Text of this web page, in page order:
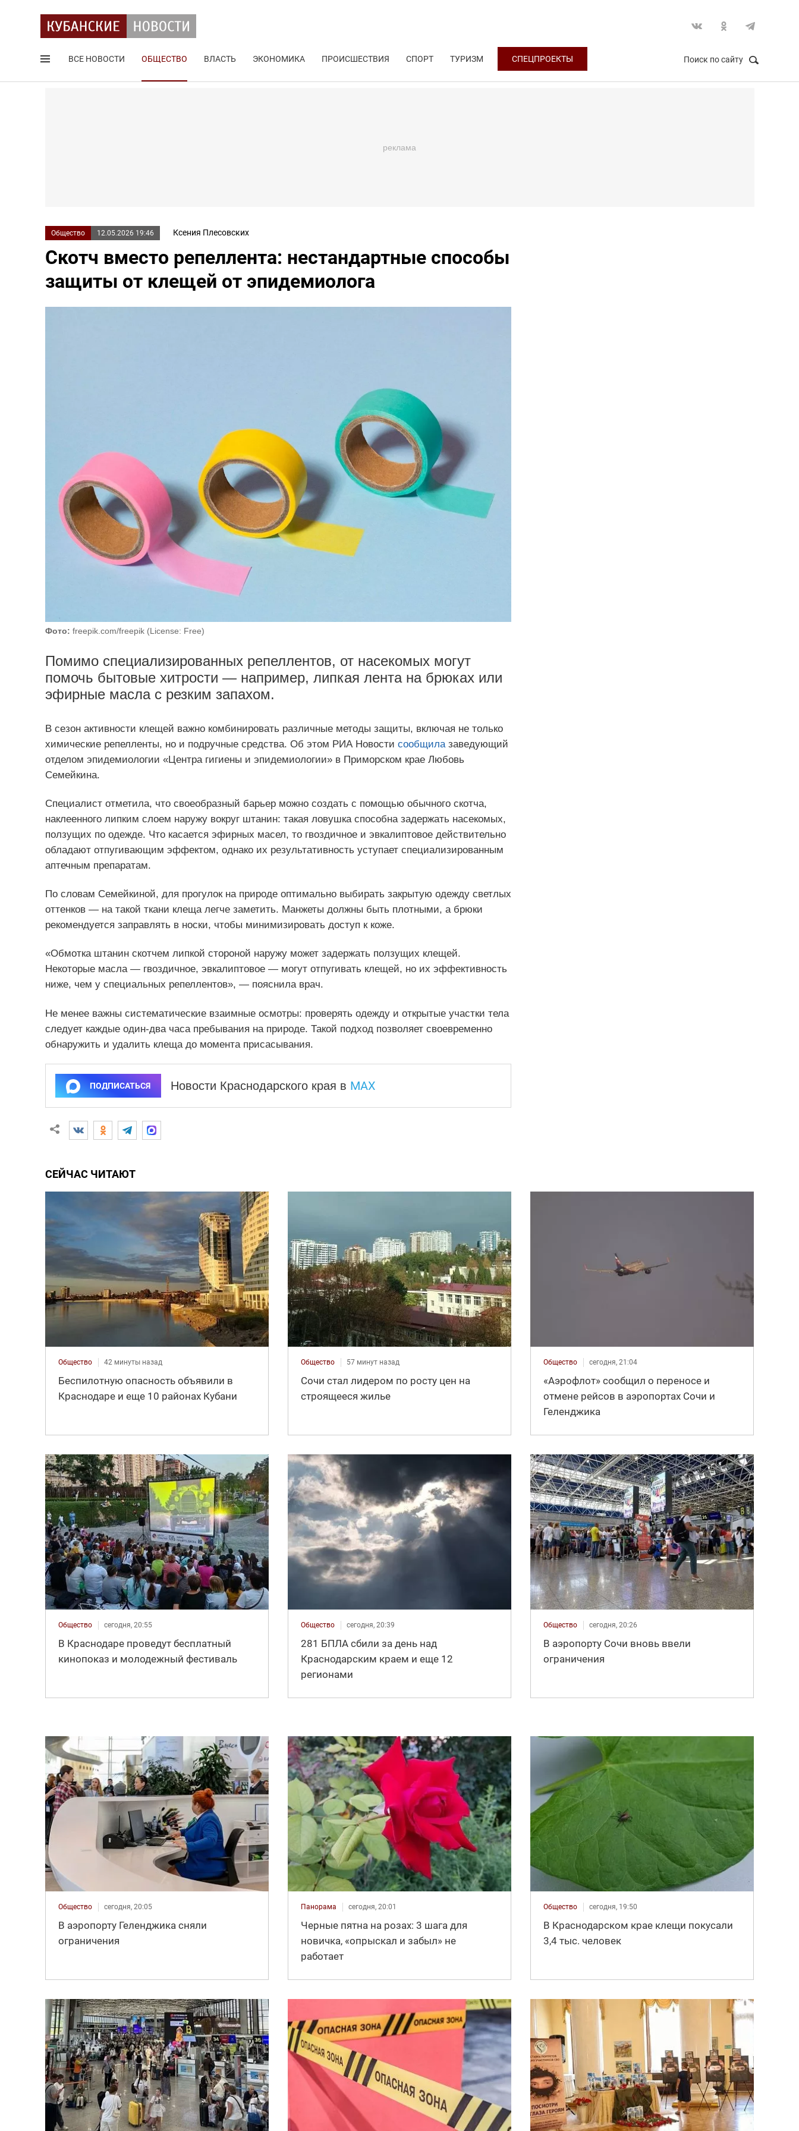
ВСЕ НОВОСТИ ОБЩЕСТВО ВЛАСТЬ ЭКОНОМИКА ПРОИСШЕСТВИЯ СПОРТ ТУРИЗМ СПЕЦПРОЕКТЫ Поиск по сайту
Общество 12.05.2026 19:46 Ксения Плесовских
Скотч вместо репеллента: нестандартные способы
защиты от клещей от эпидемиолога
Фото: freepik.com/freepik (License: Free)
Помимо специализированных репеллентов, от насекомых могут
помочь бытовые хитрости — например, липкая лента на брюках или
эфирные масла с резким запахом.
В сезон активности клещей важно комбинировать различные методы защиты, включая не только
химические репелленты, но и подручные средства. Об этом РИА Новости сообщилазаведующий
отделом эпидемиологии «Центра гигиены и эпидемиологии» в Приморском крае Любовь
Семейкина.
Специалист отметила, что своеобразный барьер можно создать с помощью обычного скотча,
наклеенного липким слоем наружу вокруг штанин: такая ловушка способна задержать насекомых,
ползущих по одежде. Что касается эфирных масел, то гвоздичное и эвкалиптовое действительно
обладают отпугивающим эффектом, однако их результативность уступает специализированным
аптечным препаратам.
По словам Семейкиной, для прогулок на природе оптимально выбирать закрытую одежду светлых
оттенков — на такой ткани клеща легче заметить. Манжеты должны быть плотными, а брюки
рекомендуется заправлять в носки, чтобы минимизировать доступ к коже.
«Обмотка штанин скотчем липкой стороной наружу может задержать ползущих клещей.
Некоторые масла — гвоздичное, эвкалиптовое — могут отпугивать клещей, но их эффективность
ниже, чем у специальных репеллентов», — пояснила врач.
Не менее важны систематические взаимные осмотры: проверять одежду и открытые участки тела
следует каждые один-два часа пребывания на природе. Такой подход позволяет своевременно
обнаружить и удалить клеща до момента присасывания.
ПОДПИСАТЬСЯ Новости Краснодарского края в MAX
СЕЙЧАС ЧИТАЮТ
Общество 42 минуты назад
Беспилотную опасность объявили в
Краснодаре и еще 10 районах Кубани
Общество 57 минут назад
Сочи стал лидером по росту цен на
строящееся жилье
Общество сегодня, 21:04
«Аэрофлот» сообщил о переносе и
отмене рейсов в аэропортах Сочи и
Геленджика
Общество сегодня, 20:55
В Краснодаре проведут бесплатный
кинопоказ и молодежный фестиваль
Общество сегодня, 20:39
281 БПЛА сбили за день над
Краснодарским краем и еще 12
регионами
Общество сегодня, 20:26
В аэропорту Сочи вновь ввели
ограничения
Общество сегодня, 20:05
В аэропорту Геленджика сняли
ограничения
Панорама сегодня, 20:01
Черные пятна на розах: 3 шага для
новичка, «опрыскал и забыл» не
работает
Общество сегодня, 19:50
В Краснодарском крае клещи покусали
3,4 тыс. человек